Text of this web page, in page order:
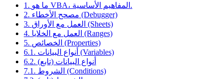
1. ما هو VBA، المفاهيم الأساسية.
2. مصحح الأخطاء (Debugger)
3. العمل مع الأوراق (Sheets)
4. العمل مع الخلايا (Ranges)
5. الخصائص (Properties)
6.1. أنواع البيانات (Variables)
6.2. أنواع البيانات (تابع)
7.1. الشروط (Conditions)